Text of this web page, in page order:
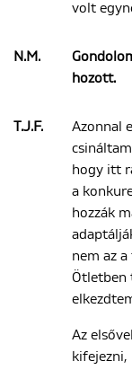
volt
N.M.
hozott.
T.J.F.
Azonnal
hogy itt
a
hozzák
nem az
Ötletben
Az
kifejezni,